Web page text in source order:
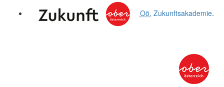
Oö. Zukunftsakademie.